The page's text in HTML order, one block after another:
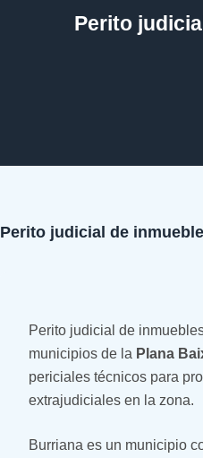
Perito
Perito judicial de
Perito judicial de
municipios de la Plana
periciales técnicos para
extrajudiciales en la zona.
Burriana es un municipio